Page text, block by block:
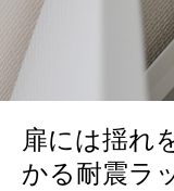
扉には揺れ
かる耐震ラ